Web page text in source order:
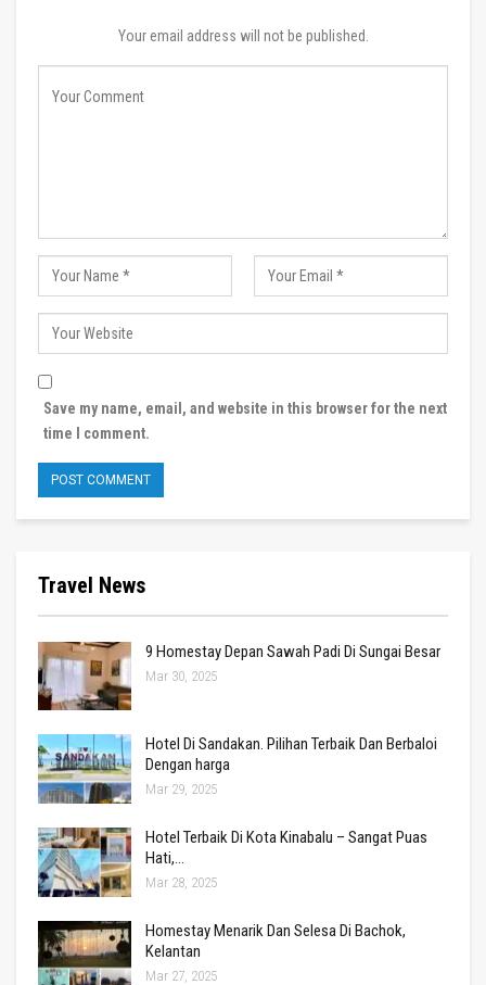
Your email address will not be published.
Save my name, email, and website in this browser for the next
time I comment.
Travel News
9 Homestay Depan Sawah Padi Di Sungai Besar
Mar 30, 2025
Hotel Di Sandakan. Pilihan Terbaik Dan Berbaloi
Dengan harga
Mar 29, 2025
Hotel Terbaik Di Kota Kinabalu – Sangat Puas
Hati,…
Mar 28, 2025
Homestay Menarik Dan Selesa Di Bachok,
Kelantan
Mar 27, 2025